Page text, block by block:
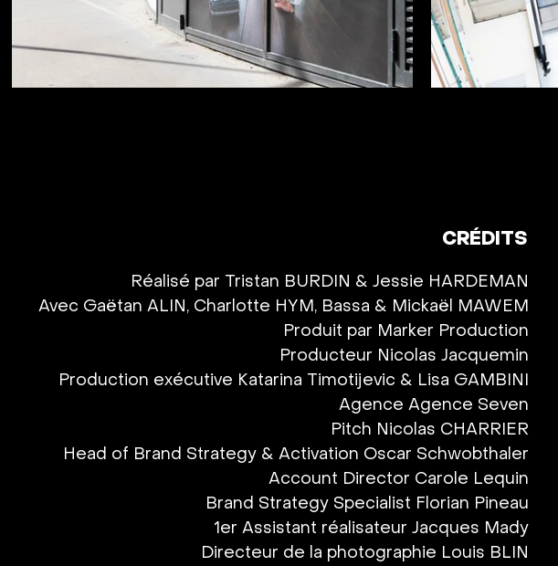
CRÉDITS
Réalisé par Tristan BURDIN & Jessie HARDEMAN
Avec Gaëtan ALIN, Charlotte HYM, Bassa & Mickaël MAWEM
Produit par Marker Production
Producteur Nicolas Jacquemin
Production exécutive Katarina Timotijevic & Lisa GAMBINI
Agence Agence Seven
Pitch Nicolas CHARRIER
Head of Brand Strategy & Activation Oscar Schwobthaler
Account Director Carole Lequin
Brand Strategy Specialist Florian Pineau
1er Assistant réalisateur Jacques Mady
Directeur de la photographie Louis BLIN